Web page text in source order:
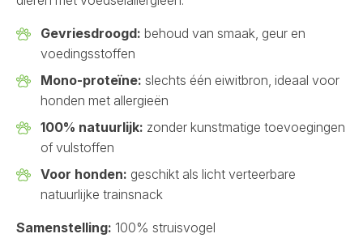
Gevriesdroogd: behoud van smaak, geur en
voedingsstoffen
Mono-proteïne: slechts één eiwitbron, ideaal voor
honden met allergieën
100% natuurlijk: zonder kunstmatige toevoegingen
of vulstoffen
Voor honden: geschikt als licht verteerbare
natuurlijke trainsnack
Samenstelling: 100% struisvogel